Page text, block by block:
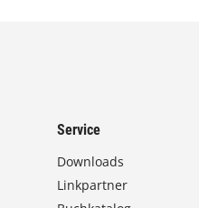
Service
Downloads
Linkpartner